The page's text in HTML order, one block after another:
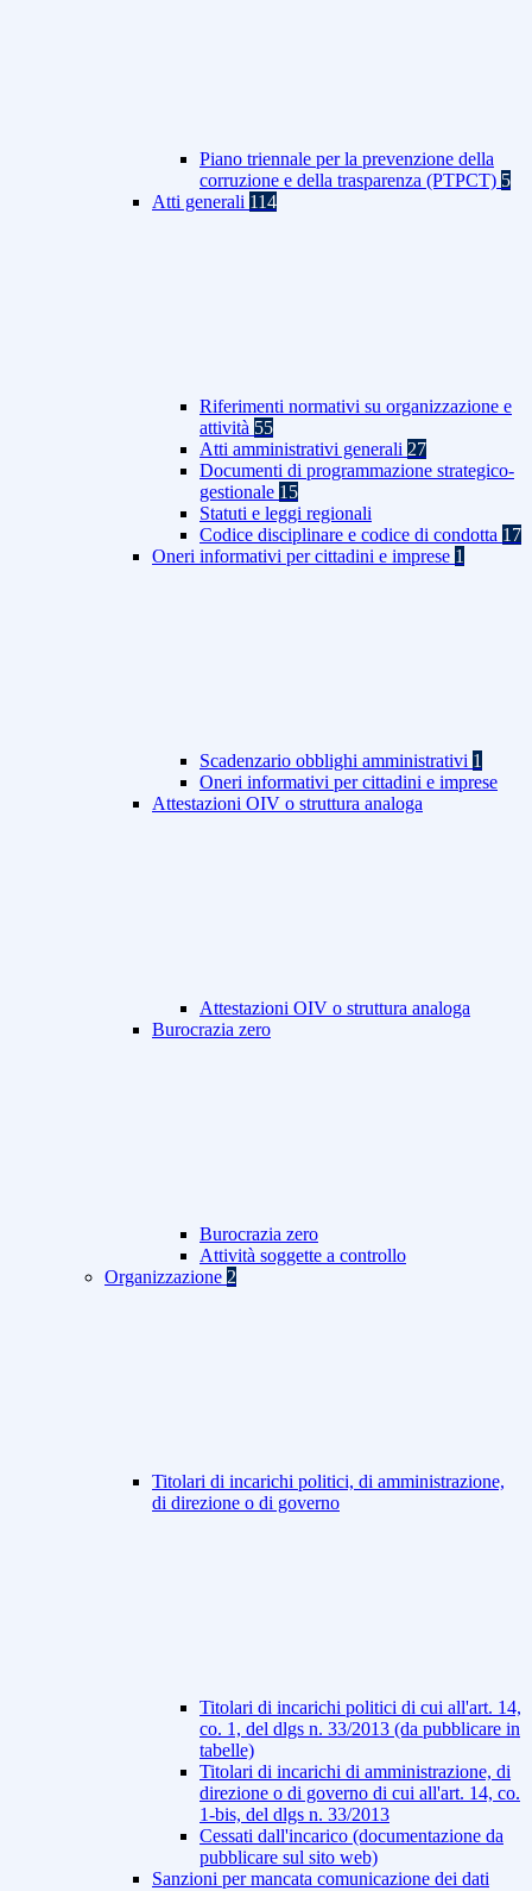
Piano triennale per la prevenzione della
corruzione e della trasparenza (PTPCT) 5
Atti generali 114
Riferimenti normativi su organizzazione e
attività 55
Atti amministrativi generali 27
Documenti di programmazione strategico-
gestionale 15
Statuti e leggi regionali
Codice disciplinare e codice di condotta 17
Oneri informativi per cittadini e imprese 1
Scadenzario obblighi amministrativi 1
Oneri informativi per cittadini e imprese
Attestazioni OIV o struttura analoga
Attestazioni OIV o struttura analoga
Burocrazia zero
Burocrazia zero
Attività soggette a controllo
Organizzazione 2
Titolari di incarichi politici, di amministrazione,
di direzione o di governo
Titolari di incarichi politici di cui all'art. 14,
co. 1, del dlgs n. 33/2013 (da pubblicare in
tabelle)
Titolari di incarichi di amministrazione, di
direzione o di governo di cui all'art. 14, co.
1-bis, del dlgs n. 33/2013
Cessati dall'incarico (documentazione da
pubblicare sul sito web)
Sanzioni per mancata comunicazione dei dati